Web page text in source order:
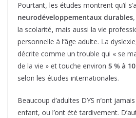
Pourtant, les études montrent qu’il
neurodéveloppementaux durables
la scolarité, mais aussi la vie
personnelle à l’âge adulte. La
décrite comme un trouble qui « se
de la vie » et touche environ 5 % à
selon les études internationales.
Beaucoup d’adultes DYS n’ont
enfant, ou l’ont été tardivement.